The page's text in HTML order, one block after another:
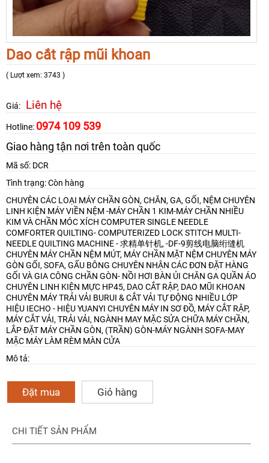
Dao cắt rập mũi khoan
( Lượt xem: 3743 )
Giá: Liên hệ
Hotline: 0974 109 539
Giao hàng tận nơi trên toàn quốc
Mã số: DCR
Tình trạng: Còn hàng
CHUYÊN CÁC LOẠI MÁY CHẦN GÒN, CHĂN, GA, GỐI, NỆM CHUYÊN
LINH KIỆN MÁY VIỀN NỆM -MÁY CHẦN 1 KIM-MÁY CHẦN NHIỀU
KIM VÀ CHẦN MÓC XÍCH COMPUTER SINGLE NEEDLE
COMFORTER QUILTING- COMPUTERIZED LOCK STITCH MULTI-
NEEDLE QUILTING MACHINE - 求精单针机, -DF-9剪线电脑绗缝机
CHUYÊN MÁY CHẦN NỆM MÚT, MÁY CHẦN MẶT NỆM CHUYÊN MÁY
GÒN GỐI, SOFA, GẤU BÔNG CHUYÊN NHẬN CÁC ĐƠN ĐẶT HÀNG
GỐI VÀ GIA CÔNG CHẦN GÒN- NỒI HƠI BÀN ỦI CHĂN GA QUẦN ÁO
CHUYÊN LINH KIỆN MỰC HP45, DAO CẮT RẬP, DAO MŨI KHOAN
CHUYÊN MÁY TRẢI VẢI BURUI & CẮT VẢI TỰ ĐỘNG NHIỀU LỚP
HIỆU IECHO - HIỆU YUANYI CHUYÊN MÁY IN SƠ ĐỒ, MÁY CẮT RẬP,
MÁY CẮT VẢI, TRẢI VẢI, NGÀNH MAY MẶCSỬA CHỮA MÁY CHẦN,
LẮP ĐẶT MÁY CHẦN GÒN, (TRẦN) GÒN-MÁY NGÀNH SOFA-MAY
MẶC MÁY LÀM RÈM MÀN CỬA
Mô tả:
Đặt mua Giỏ hàng
CHI TIẾT SẢN PHẨM